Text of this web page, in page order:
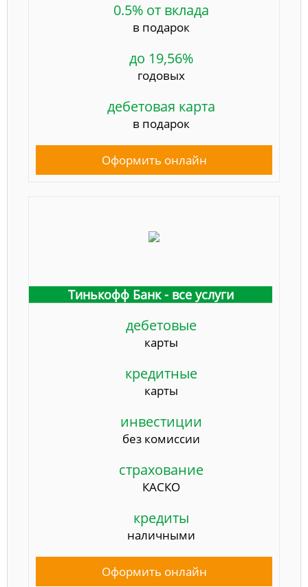
0.5% от вклада
в подарок
до 19,56%
годовых
дебетовая карта
в подарок
Оформить онлайн
Тинькофф Банк - все услуги
дебетовые
карты
кредитные
карты
инвестиции
без комиссии
страхование
КАСКО
кредиты
наличными
Оформить онлайн